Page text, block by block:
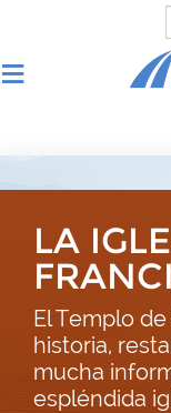
LA
El Templo
historia,
mucha
espléndida